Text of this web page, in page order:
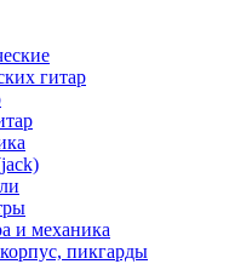
гитар
и механика
пикгарды